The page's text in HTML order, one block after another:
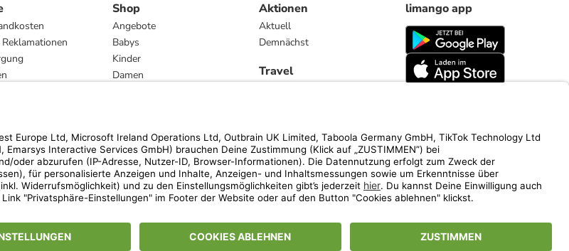
Shop
Angebote
Babys
Kinder
Damen
Marken
Aktionen
Aktuell
Demnächst
Travel
limango app
limango.nl limango.pl
Preisempfehlung des Herstellers. Prozentangaben beziehen sich auf den Streichpreis.
unserer Freunde-werben-Freunde-Aktionen findest Du unterwww.limango.de/einladen